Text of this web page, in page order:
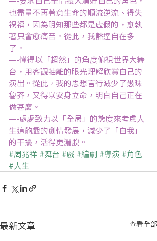
也盡量不再著意生命的順流逆流、得失
禍福，因為明知那些都是虛假的，愈執
著只會愈痛苦。從此，我豁達自在多
了。
—-懂得以「超然」的角度俯視世界大舞
台，用客觀抽離的眼光理解欣賞自己的
演出。從此，我的思想言行減少了愚昧
魯莽，又得以安身立命，明白自己正在
做甚麼。
—-處處致力以「全局」的態度來考慮人
生這齣戲的劇情發展，減少了「自我」
的干擾，活得更灑脫。
#周兆祥 #舞台 #戲 #編劇 #導演 #角色
#人生
最新文章 查看全部